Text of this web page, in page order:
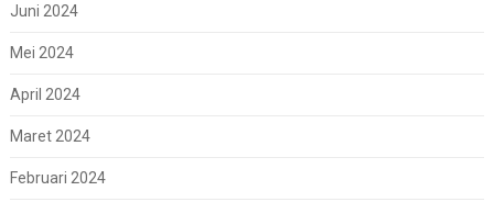
Juni 2024
Mei 2024
April 2024
Maret 2024
Februari 2024